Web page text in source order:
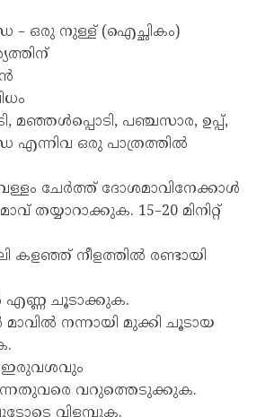
– ഒരു നുള്ള് (ഐച്ഛികം)
മഞ്ഞൾപ്പൊടി, പഞ്ചസാര, ഉപ്പ്,
എന്നിവ ഒരു പാത്രത്തിൽ
ചേർത്ത് ദോശമാവിനേക്കാൾ
തയ്യാറാക്കുക. 15–20 മിനിറ്റ്
കളഞ്ഞ് നീളത്തിൽ രണ്ടായി
എണ്ണ ചൂടാക്കുക.
നന്നായി മുക്കി ചൂടായ
ഇരുവശവും
വറുത്തെടുക്കുക.
വിളമ്പുക.